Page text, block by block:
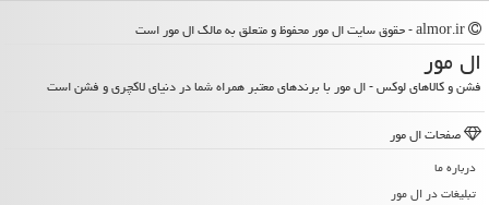
ال مور
فشن و کالاهای لوکس - ال مور با برندهای معتبر همراه شما در دنیای لاکچری و فشن است
صفحات ال مور
درباره ما
تبلیغات در ال مور